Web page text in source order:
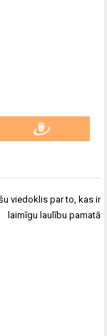
viedoklis par to, kas ir
laimīgu laulību pamatā